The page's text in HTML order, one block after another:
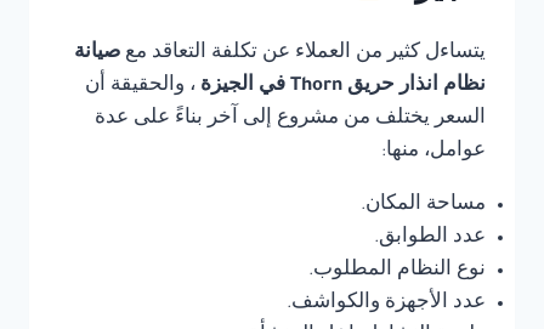
يتساءل كثير من العملاء عن تكلفة التعاقد مع صيانة
نظام انذار حريق Thorn في الجيزة
، والحقيقة أن
السعر يختلف من مشروع إلى آخر بناءً على عدة
عوامل، منها:
مساحة المكان.
عدد الطوابق.
نوع النظام المطلوب.
عدد الأجهزة والكواشف.